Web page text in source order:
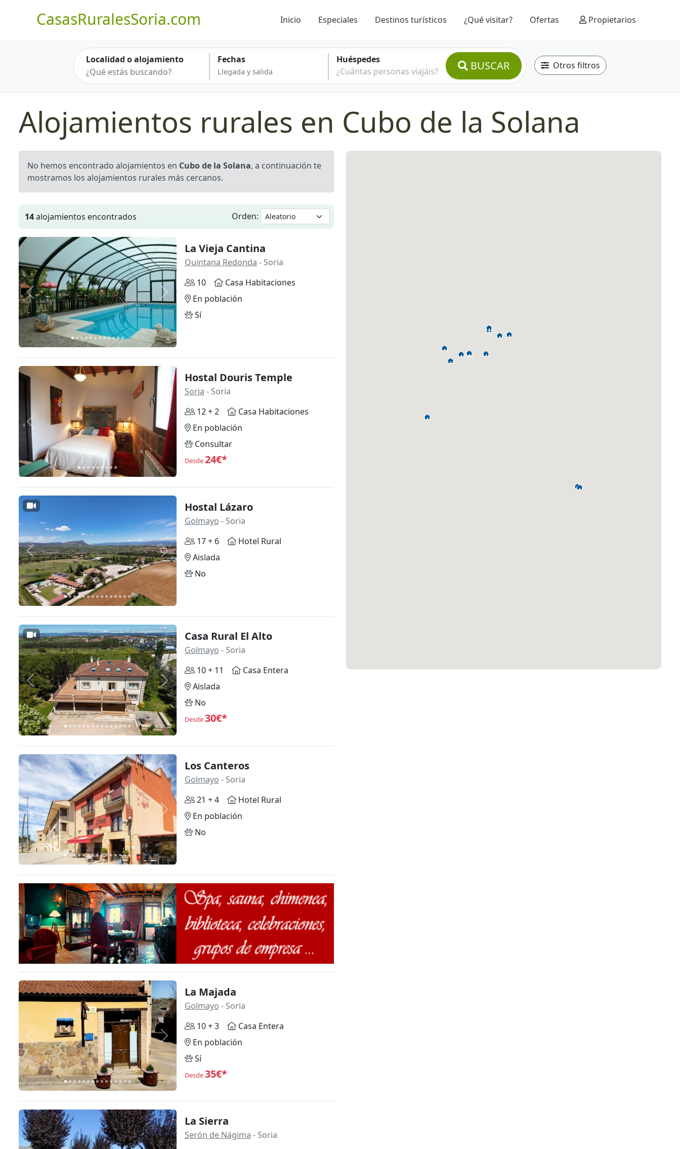
CasasRuralesSoria.com Inicio Especiales Destinos turísticos ¿Qué visitar? Ofertas Propietarios
Localidad o alojamiento Fechas
Huéspedes
¿Cuántas personas viajáis?
BUSCAR Otros filtros
Alojamientos rurales en Cubo de la Solana
No hemos encontrado alojamientos en Cubo de la Solana, a continuación te
mostramos los alojamientos rurales más cercanos.
14alojamientos encontrados Orden:
Anterior Siguiente
La Vieja Cantina
Quintana Redonda - Soria
10
Casa Habitaciones
En población
Sí
Anterior Siguiente
Hostal Douris Temple
Soria - Soria
12 + 2
Casa Habitaciones
En población
Consultar
Desde24€*
Anterior Siguiente
Hostal Lázaro
Golmayo - Soria
17 + 6
Hotel Rural
Aislada
No
Anterior Siguiente
Casa Rural El Alto
Golmayo - Soria
10 + 11
Casa Entera
Aislada
No
Desde30€*
Anterior Siguiente
Los Canteros
Golmayo - Soria
21 + 4
Hotel Rural
En población
No
Anterior Siguiente
La Majada
Golmayo - Soria
10 + 3
Casa Entera
En población
Sí
Desde35€*
La Sierra
Serón de Nágima - Soria